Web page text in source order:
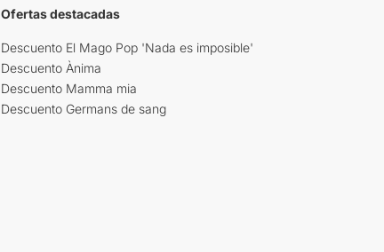
Ofertas destacadas
Descuento El Mago Pop 'Nada es imposible'
Descuento Ànima
Descuento Mamma mia
Descuento Germans de sang